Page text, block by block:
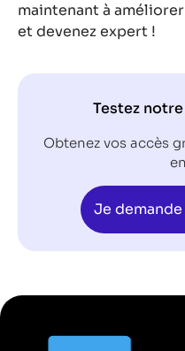
maintenant à
et devenez expert !
Testez
Obtenez vos accès
Je